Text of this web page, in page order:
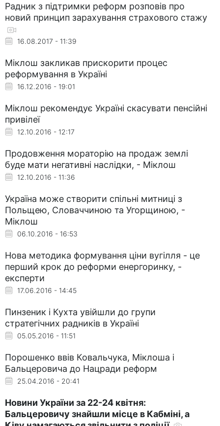
Радник з підтримки реформ розповів про
новий принцип зарахування страхового стажу
16.08.2017 - 11:39
Міклош закликав прискорити процес
реформування в Україні
16.12.2016 - 19:01
Міклош рекомендує Україні скасувати пенсійні
привілеї
12.10.2016 - 12:17
Продовження мораторію на продаж землі
буде мати негативні наслідки, - Міклош
12.10.2016 - 11:36
Україна може створити спільні митниці з
Польщею, Словаччиною та Угорщиною, -
Міклош
06.10.2016 - 16:53
Нова методика формування ціни вугілля - це
перший крок до реформи енергоринку, -
експерти
17.06.2016 - 14:45
Пинзеник і Кухта увійшли до групи
стратегічних радників в Україні
05.05.2016 - 11:51
Порошенко ввів Ковальчука, Міклоша і
Бальцеровича до Нацради реформ
25.04.2016 - 20:41
Новини України за 22-24 квітня:
Бальцеровичу знайшли місце в Кабміні, а